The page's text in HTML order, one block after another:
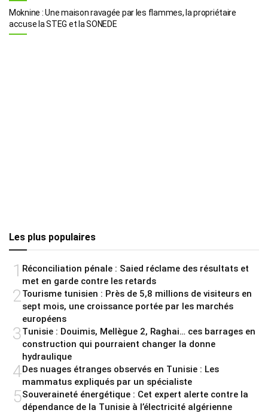
Moknine : Une maison ravagée par les flammes, la propriétaire
accuse la STEG et la SONEDE
Les plus populaires
1 Réconciliation pénale : Saied réclame des résultats et
met en garde contre les retards
2Tourisme tunisien : Près de 5,8 millions de visiteurs en
sept mois, une croissance portée par les marchés
européens
3Tunisie : Douimis, Mellègue 2, Raghai… ces barrages en
construction qui pourraient changer la donne
hydraulique
4Des nuages étranges observés en Tunisie : Les
mammatus expliqués par un spécialiste
5Souveraineté énergétique : Cet expert alerte contre la
dépendance de la Tunisie à l’électricité algérienne